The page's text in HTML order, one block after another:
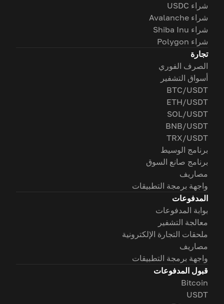
شراء USDC
شراء Avalanche
شراء Shiba Inu
شراء Polygon
تجارة
الصرف الفوري
أسواق التشفير
BTC/USDT
ETH/USDT
SOL/USDT
BNB/USDT
TRX/USDT
برنامج الوسيط
برنامج صانع السوق
مصاريف
واجهة برمجة التطبيقات
المدفوعات
بوابة المدفوعات
معالجة التشفير
ملحقات التجارة الإلكترونية
مصاريف
واجهة برمجة التطبيقات
قبول المدفوعات
Bitcoin
USDT